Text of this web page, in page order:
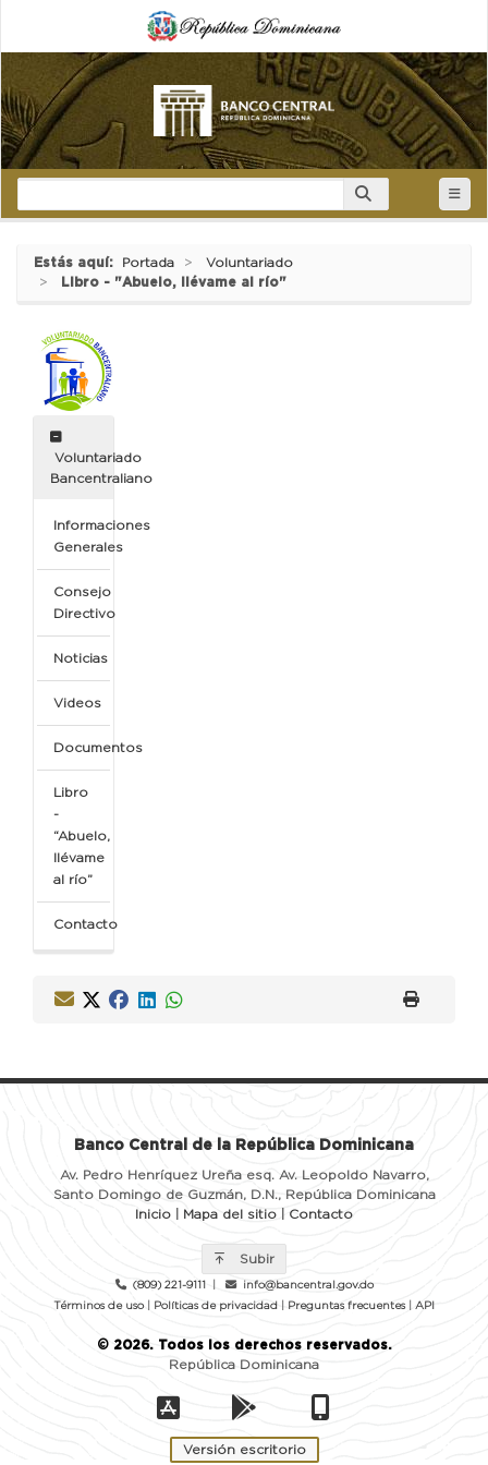
Estás aquí: Portada
Voluntariado
Libro - "Abuelo, llévame al río"
Voluntariado
Bancentraliano
Informaciones
Generales
Consejo
Directivo
Noticias
Videos
Documentos
Libro
-
“Abuelo,
llévame
al río”
Contacto
Banco Central de la República Dominicana
Av. Pedro Henríquez Ureña esq. Av. Leopoldo Navarro,
Santo Domingo de Guzmán, D.N., República Dominicana
Inicio
Mapa del sitio Contacto
Subir
(809) 221-9111
info@bancentral.gov.do
Términos de uso| Políticas de privacidad Preguntas frecuentes| API
© 2026. Todos los derechos reservados.
República Dominicana
Versión escritorio